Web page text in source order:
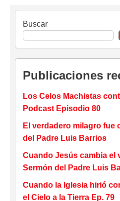
Buscar
Publicaciones
Los Celos Machistas
Podcast Episodio 80
El verdadero milagro fue
del Padre Luis Barrios
Cuando Jesús cambia el
Sermón del Padre Luis
Cuando la Iglesia hirió
el Cielo a la Tierra Ep. 79